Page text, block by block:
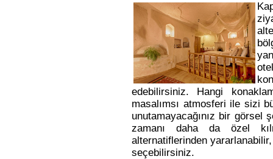
edebilirsiniz. Hangi
masalımsı atmosferi ile sizi
unutamayacağınız bir görsel
zamanı daha da özel
alternatiflerinden
seçebilirsiniz.